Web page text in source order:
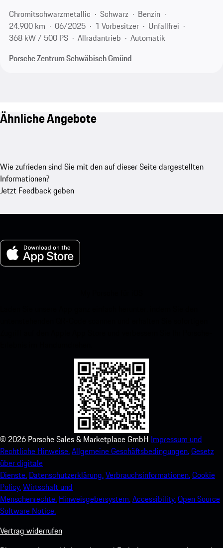
Chromitschwarzmetallic
Schwarz
Benzin
24.900 km
06/2025 1 Vorbesitzer
Unfallfrei
368 kW / 500 PS
Allradantrieb
Automatik
Porsche Zentrum Schwäbisch Gmünd
Ähnliche Angebote
Wie zufrieden sind Sie mit den auf dieser Seite dargestellten
Informationen?
Jetzt Feedback geben
© 2026 Porsche Sales & Marketplace GmbH Impressum und
Rechtliche Hinweise.Allgemeine Geschäftsbedingungen.Gesetz
über digitale
Dienste. Datenschutzerklärung.Verbrauchsinformationen.Cookie
Policy.Wirtschaft und
Menschenrechte. Hinweisgebersystem.Accessibility.Open Source
Software Notice.
Vertrag widerrufen